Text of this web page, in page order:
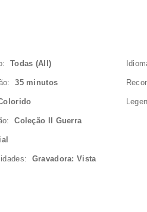
Todas (All)
35 minutos
Coleção II Guerra
Gravadora: Vista